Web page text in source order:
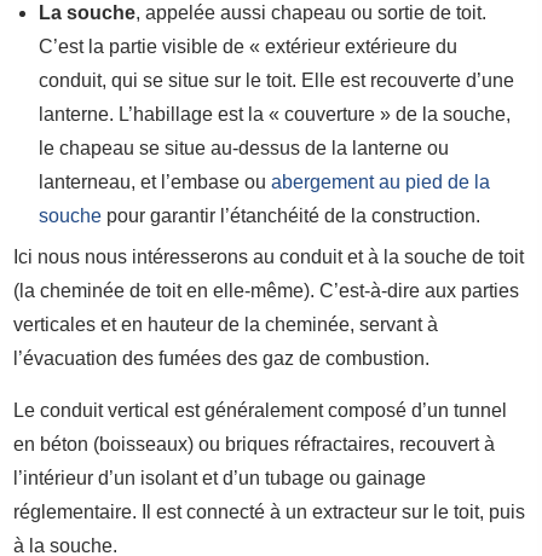
La souche, appelée aussi chapeau ou sortie de toit.
C’est la partie visible de « extérieur extérieure du
conduit, qui se situe sur le toit. Elle est recouverte d’une
lanterne. L’habillage est la « couverture » de la souche,
le chapeau se situe au-dessus de la lanterne ou
lanterneau, et l’embase ou abergement au pied de la
souche pour garantir l’étanchéité de la construction.
Ici nous nous intéresserons au conduit et à la souche de toit
(la cheminée de toit en elle-même). C’est-à-dire aux parties
verticales et en hauteur de la cheminée, servant à
l’évacuation des fumées des gaz de combustion.
Le conduit vertical est généralement composé d’un tunnel
en béton (boisseaux) ou briques réfractaires, recouvert à
l’intérieur d’un isolant et d’un tubage ou gainage
réglementaire. Il est connecté à un extracteur sur le toit, puis
à la souche.